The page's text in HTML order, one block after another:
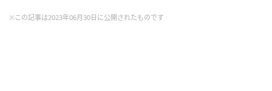
※この記事は2023年06月30日に公開されたものです